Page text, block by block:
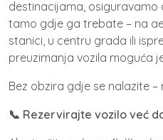
destinacijama, osiguravamo
tamo gdje ga trebate – na
stanici, u centru grada ili
preuzimanja vozila moguća
Bez obzira gdje se nalazite
📞 Rezervirajte vozilo već